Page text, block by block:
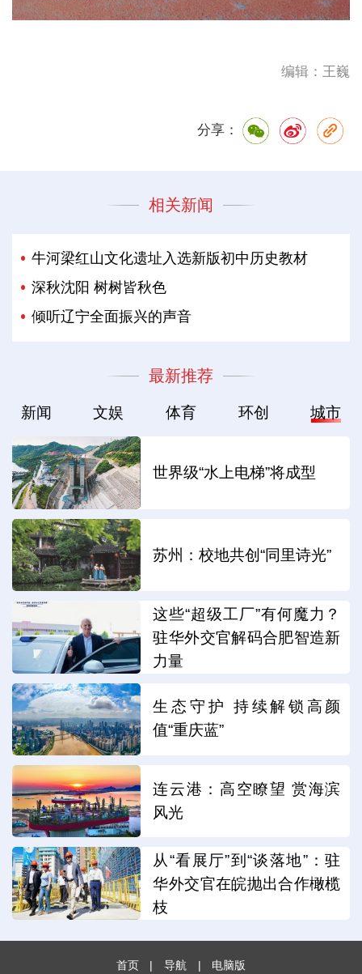
编辑：王巍
分享：
相关新闻
牛河梁红山文化遗址入选新版初中历史教材
深秋沈阳 树树皆秋色
倾听辽宁全面振兴的声音
最新推荐
新闻 文娱 体育 环创 城市
世界级“水上电梯”将成型
苏州：校地共创“同里诗光”
这些“超级工厂”有何魔力？
驻华外交官解码合肥智造新
力量
生态守护 持续解锁高颜
值“重庆蓝”
连云港：高空瞭望 赏海滨
风光
从“看展厅”到“谈落地”：驻
华外交官在皖抛出合作橄榄
枝
首页 | 导航 | 电脑版